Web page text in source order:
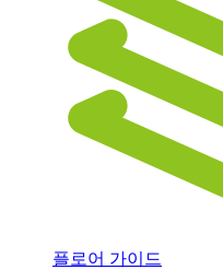
플로어 가이드